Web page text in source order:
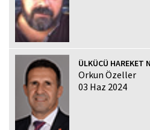
ÜLKÜCÜ HAREKET
Orkun Özeller
03 Haz 2024